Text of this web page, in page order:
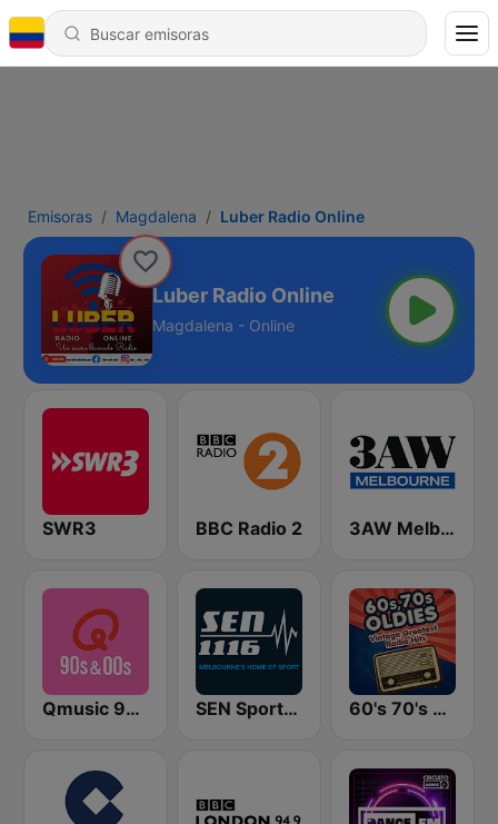
Emisoras Magdalena Luber Radio Online
Luber Radio Online
Magdalena - Online
SWR3 BBC Radio 2 3AW Melbourne
Qmusic 90's & 00's SEN Sports 1116 AM 60's 70's Oldies